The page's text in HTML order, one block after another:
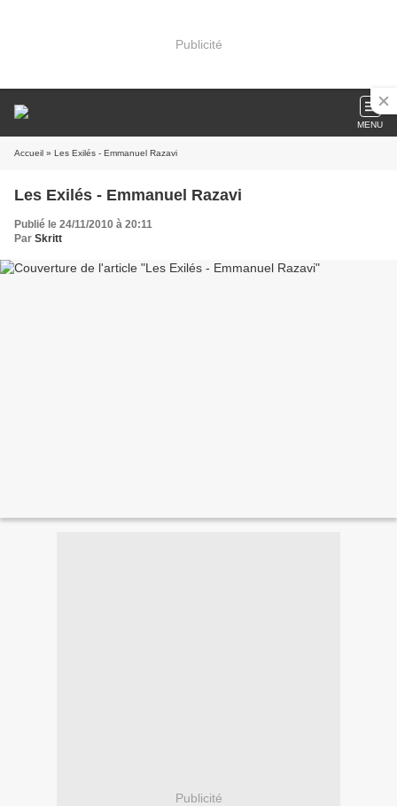
Publicité
MENU
Accueil » Les Exilés - Emmanuel Razavi
Les Exilés - Emmanuel Razavi
Publié le 24/11/2010 à 20:11
Par Skritt
Publicité